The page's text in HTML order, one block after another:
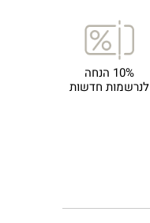
10% הנחה
לנרשמות חדשות